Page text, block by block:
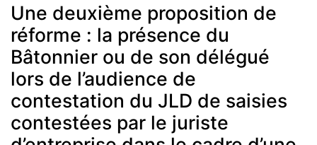
Une deuxième proposition de
réforme : la présence du
Bâtonnier ou de son délégué
lors de l’audience de
contestation du JLD de saisies
contestées par le juriste